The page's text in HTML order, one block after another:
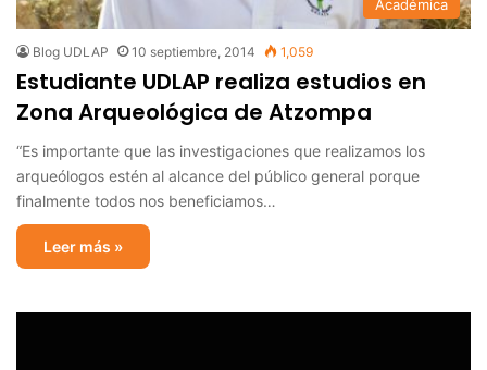
Académica
Blog UDLAP 10 septiembre, 2014 1,059
Estudiante UDLAP realiza estudios en
Zona Arqueológica de Atzompa
“Es importante que las investigaciones que realizamos los
arqueólogos estén al alcance del público general porque
finalmente todos nos beneficiamos…
Leer más »